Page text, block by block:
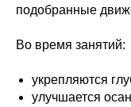
подобранные
Во время занятий:
укрепляются
улучшается